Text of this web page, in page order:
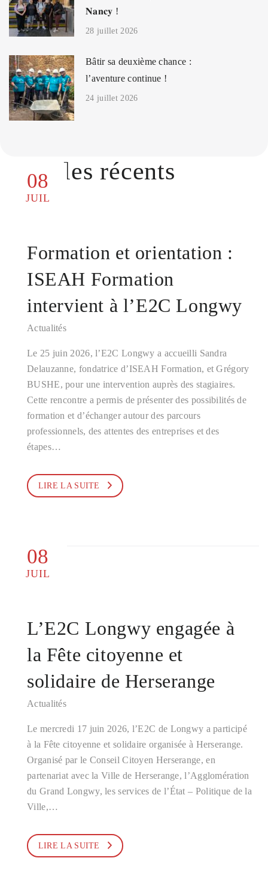
Articles récents
08
JUIL
Formation et orientation :
ISEAH Formation
intervient à l’E2C Longwy
Actualités
Le 25 juin 2026, l’E2C Longwy a accueilli Sandra
Delauzanne, fondatrice d’ISEAH Formation, et Grégory
BUSHE, pour une intervention auprès des stagiaires.
Cette rencontre a permis de présenter des possibilités de
formation et d’échanger autour des parcours
professionnels, des attentes des entreprises et des
étapes…
LIRE LA SUITE
08
JUIL
L’E2C Longwy engagée à
la Fête citoyenne et
solidaire de Herserange
Actualités
Le mercredi 17 juin 2026, l’E2C de Longwy a participé
à la Fête citoyenne et solidaire organisée à Herserange.
Organisé par le Conseil Citoyen Herserange, en
partenariat avec la Ville de Herserange, l’Agglomération
du Grand Longwy, les services de l’État – Politique de la
Ville,…
LIRE LA SUITE
𝐍𝐚𝐧𝐜𝐲 !
28 juillet 2026
Bâtir sa deuxième chance :
l’aventure continue !
24 juillet 2026